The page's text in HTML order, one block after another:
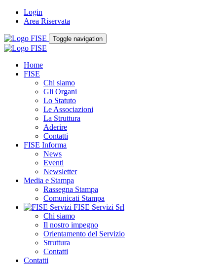
Login
Area Riservata
Toggle navigation
Home
FISE
Chi siamo
Gli Organi
Lo Statuto
Le Associazioni
La Struttura
Aderire
Contatti
FISE Informa
News
Eventi
Newsletter
Media e Stampa
Rassegna Stampa
Comunicati Stampa
FISE Servizi Srl
Chi siamo
Il nostro impegno
Orientamento del Servizio
Struttura
Contatti
Contatti